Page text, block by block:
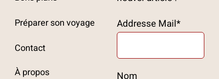
Préparer son voyage
Contact
À propos
Addresse Mail*
Nom